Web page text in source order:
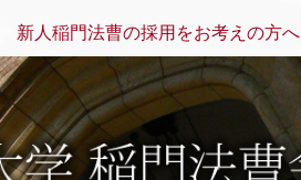
新人稲門法曹の採用をお考えの方へ